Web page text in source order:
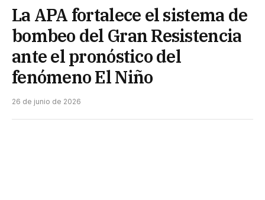
La APA fortalece el sistema de
bombeo del Gran Resistencia
ante el pronóstico del
fenómeno El Niño
26 de junio de 2026